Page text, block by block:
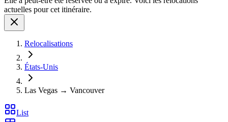
actuelles pour cet itinéraire.
Relocalisations
États-Unis
Las Vegas → Vancouver
List